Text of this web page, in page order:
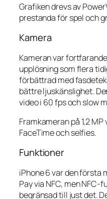
Grafiken drevs av
prestanda för spel och
Kamera
Kameran var
upplösning som flera
förbättrad med
bättre ljuskänslighet.
video i 60 fps och slow
Framkameran på 1,2
FaceTime och selfies.
Funktioner
iPhone 6 var den första
Pay via NFC, men
begränsad till just det.